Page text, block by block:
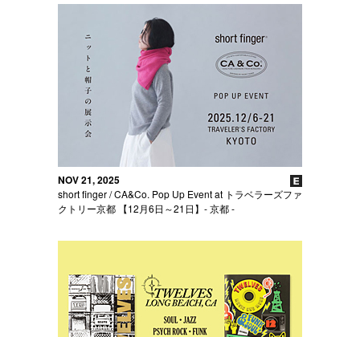
NOV 21, 2025
short finger / CA&Co. Pop Up Event at トラベラーズファ
クトリー京都 【12月6日～21日】- 京都 -